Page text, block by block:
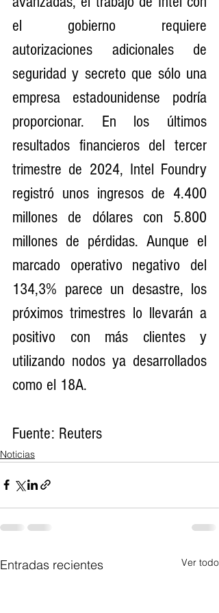
el gobierno requiere
autorizaciones adicionales de
seguridad y secreto que sólo una
empresa estadounidense podría
proporcionar. En los últimos
resultados financieros del tercer
trimestre de 2024, Intel Foundry
registró unos ingresos de 4.400
millones de dólares con 5.800
millones de pérdidas. Aunque el
marcado operativo negativo del
134,3% parece un desastre, los
próximos trimestres lo llevarán a
positivo con más clientes y
utilizando nodos ya desarrollados
como el 18A.
Fuente: Reuters
Noticias
Entradas recientes Ver todo